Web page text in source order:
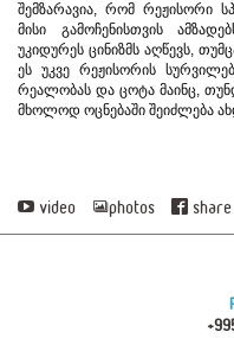
შემზარავია, რომ რეჟისორი
მისი გამოჩენისთვის
უკიდურეს ცინიზმს აღწევს,
ეს უკვე რეჟისორის
რეალობას და ცოტა მაინც,
მხოლოდ ოცნებაში შეიძლება
video photos share